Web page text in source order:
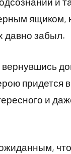
ящиком,
давно забыл.
придется
и